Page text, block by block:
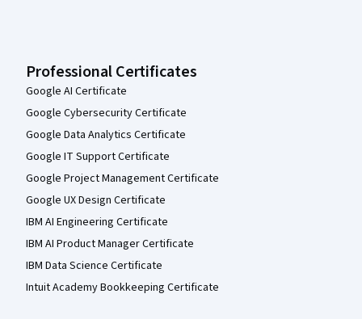
Professional Certificates
Google AI Certificate
Google Cybersecurity Certificate
Google Data Analytics Certificate
Google IT Support Certificate
Google Project Management Certificate
Google UX Design Certificate
IBM AI Engineering Certificate
IBM AI Product Manager Certificate
IBM Data Science Certificate
Intuit Academy Bookkeeping Certificate